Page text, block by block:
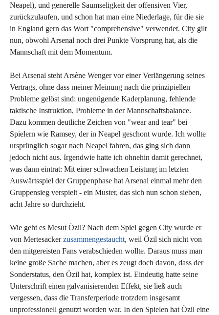
Neapel), und generelle Saumseligkeit der offensiven Vier,
zurückzulaufen, und schon hat man eine Niederlage, für die sie
in England gern das Wort "comprehensive" verwendet. City gilt
nun, obwohl Arsenal noch drei Punkte Vorsprung hat, als die
Mannschaft mit dem Momentum.
Bei Arsenal steht Arsène Wenger vor einer Verlängerung seines
Vertrags, ohne dass meiner Meinung nach die prinzipiellen
Probleme gelöst sind: ungenügende Kaderplanung, fehlende
taktische Instruktion, Probleme in der Mannschaftsbalance.
Dazu kommen deutliche Zeichen von "wear and tear" bei
Spielern wie Ramsey, der in Neapel geschont wurde. Ich wollte
ursprünglich sogar nach Neapel fahren, das ging sich dann
jedoch nicht aus. Irgendwie hatte ich ohnehin damit gerechnet,
was dann eintrat: Mit einer schwachen Leistung im letzten
Auswärtsspiel der Gruppenphase hat Arsenal einmal mehr den
Gruppensieg verspielt - ein Muster, das sich nun schon sieben,
acht Jahre so durchzieht.
Wie geht es Mesut Özil? Nach dem Spiel gegen City wurde er
von Mertesackerzusammengestaucht, weil Özil sich nicht von
den mitgereisten Fans verabschieden wollte. Daraus muss man
keine große Sache machen, aber es zeugt doch davon, dass der
Sonderstatus, den Özil hat, komplex ist. Eindeutig hatte seine
Unterschrift einen galvanisierenden Effekt, sie ließ auch
vergessen, dass die Transferperiode trotzdem insgesamt
unprofessionell genutzt worden war. In den Spielen hat Özil eine